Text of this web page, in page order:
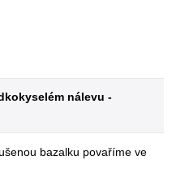
nálevu -
bazalku povaříme ve